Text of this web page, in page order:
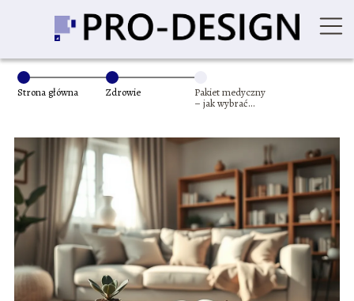
Strona główna Zdrowie
Pakiet medyczny
– jak wybrać